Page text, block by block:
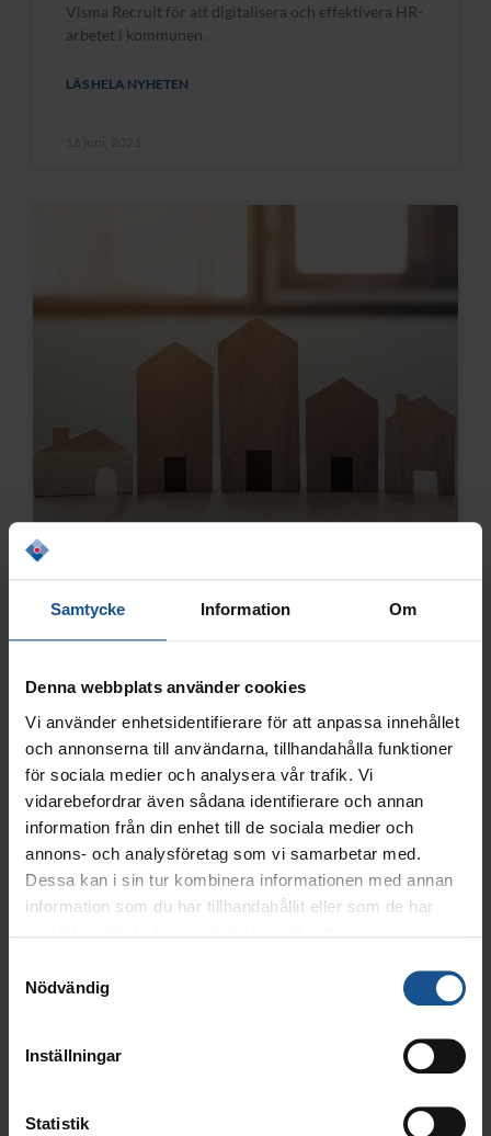
Samtycke Information Om
Denna webbplats använder cookies
Vi använder enhetsidentifierare för att anpassa innehållet
och annonserna till användarna, tillhandahålla funktioner
för sociala medier och analysera vår trafik. Vi
vidarebefordrar även sådana identifierare och annan
information från din enhet till de sociala medier och
annons- och analysföretag som vi samarbetar med.
Dessa kan i sin tur kombinera informationen med annan
information som du har tillhandahållit eller som de har
Nödvändig
Inställningar
Statistik
Visma Recruit för att digitalisera och effektivera HR-
arbetet i kommunen.
LÄS HELA NYHETEN
Personalarkiv
Genom att införa ett digitalt personalarkiv för
digitalisering av personalakter vill företaget skapa
hållbarhet i sin organisation och underlätta sin
administration.
LÄS HELA NYHETEN
1 juni, 2021